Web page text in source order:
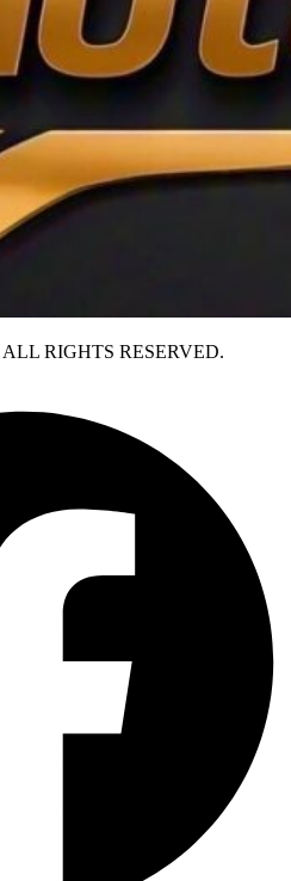
RIGHTS RESERVED.